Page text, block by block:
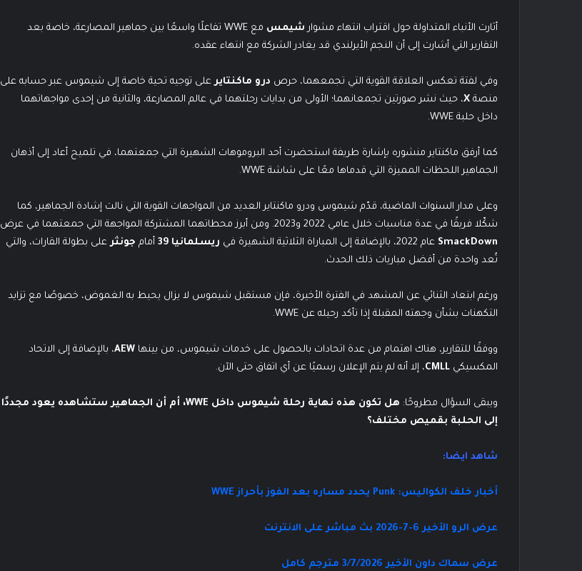
أثارت الأنباء المتداولة حول اقتراب انتهاء مشوار شيمس
مع WWE تفاعلًا واسعًا بين جماهير المصارعة، خاصة بعد
التقارير التي أشارت إلى أن النجم الأيرلندي قد يغادر الشركة مع انتهاء عقده.
وفي لفتة تعكس العلاقة القوية التي تجمعهما، حرص درو ماكنتايرعلى توجيه تحية خاصة إلى شيموس عبر حسابه على
منصة X، حيث نشر صورتين تجمعانهما؛ الأولى من بدايات رحلتهما في عالم المصارعة، والثانية من إحدى مواجهاتهما
داخل حلبة WWE.
كما أرفق ماكنتاير منشوره بإشارة طريفة استحضرت أحد البروموهات الشهيرة التي جمعتهما، في تلميح أعاد إلى أذهان
الجماهير اللحظات المميزة التي قدماها معًا على شاشة WWE.
وعلى مدار السنوات الماضية، قدّم شيموس ودرو ماكنتاير العديد من المواجهات القوية التي نالت إشادة الجماهير، كما
شكّلا فريقًا في عدة مناسبات خلال عامي 2022 و2023. ومن أبرز محطاتهما المشتركة المواجهة التي جمعتهما في عرض
SmackDown عام 2022، بالإضافة إلى المباراة الثلاثية الشهيرة في ريسلمانيا 39 أمام جونثرعلى بطولة القارات، والتي
تُعد واحدة من أفضل مباريات ذلك الحدث.
ورغم ابتعاد الثنائي عن المشهد في الفترة الأخيرة، فإن مستقبل شيموس لا يزال يحيط به الغموض، خصوصًا مع تزايد
التكهنات بشأن وجهته المقبلة إذا تأكد رحيله عن WWE.
ووفقًا للتقارير، هناك اهتمام من عدة اتحادات بالحصول على خدمات شيموس، من بينها AEW، بالإضافة إلى الاتحاد
المكسيكي CMLL، إلا أنه لم يتم الإعلان رسميًا عن أي اتفاق حتى الآن.
ويبقى السؤال مطروحًا:
هل تكون هذه نهاية رحلة شيموس داخل WWE، أم أن الجماهير ستشاهده يعود مجددًا
إلى الحلبة بقميص مختلف؟
شاهد ايضا:
أخبار خلف الكواليس: Punk يحدد مساره بعد الفوز بأحراز WWE
عرض الرو الأخير 6-7-2026 بث مباشر على الانترنت
عرض سماك داون الأخير 3/7/2026 مترجم كامل